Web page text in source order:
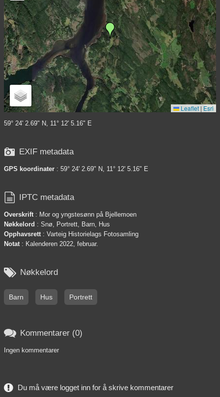
Leaflet | Esri
59° 24' 2.69" N, 11° 12' 5.16" E
 EXIF metadata
GPS koordinater : 59° 24' 2.69" N, 11° 12' 5.16" E
 IPTC metadata
Overskrift : Mor og yngstesønn på Bjellemoen
Nøkkelord : Snø, Portrett, Barn, Hus
Opphavsrett : Varteig Historielags Fotosamling
Notat : Kalenderen 2022, februar.
 Nøkkelord
Barn Hus Portrett
 Kommentarer (0)
Ingen kommentarer
Du må være logget inn for å skrive kommentarer